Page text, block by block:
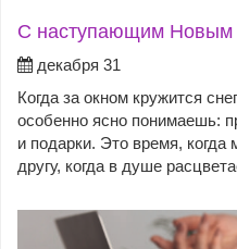
С наступающим Новым
декабря 31
Когда за окном кружится
особенно ясно понимаешь:
и подарки. Это время,
другу, когда в душе